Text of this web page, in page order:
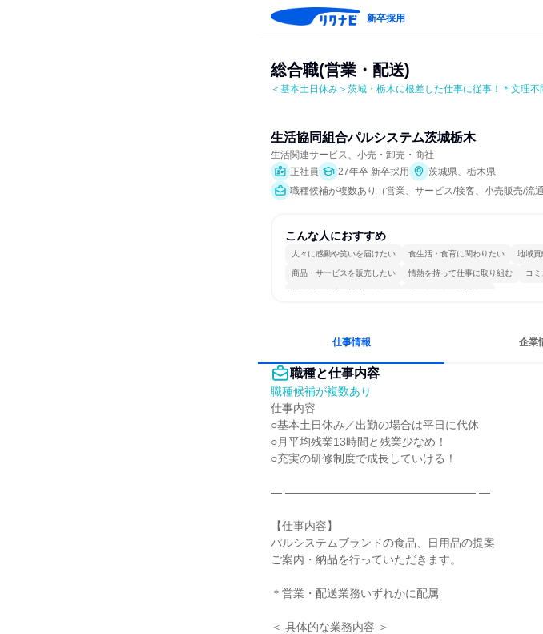
新卒採用
総合職(営業・配送)
＜基本土日休み＞茨城・栃木に根差した仕事に従事！＊文理不
生活協同組合パルシステム茨城栃木
生活関連サービス、小売・卸売・商社
正社員
27年卒 新卒採用
茨城県、栃木県
職種候補が複数あり（営業、サービス/接客、小売販売/流
こんな人におすすめ
人々に感動や笑いを届けたい 食生活・食育に関わりたい 地域貢
商品・サービスを販売したい 情熱を持って仕事に取り組む コ
長く同じ会社に居続けられる 人とたくさん会話する
仕事情報 企業
職種と仕事内容
職種候補が複数あり
仕事内容
○基本土日休み／出勤の場合は平日に代休
○月平均残業13時間と残業少なめ！
○充実の研修制度で成長していける！
― ――――――――――――――――― ―
【仕事内容】
パルシステムブランドの食品、日用品の提案
ご案内・納品を行っていただきます。
＊営業・配送業務いずれかに配属
＜ 具体的な業務内容 ＞